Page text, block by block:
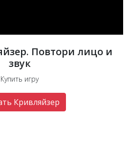
Повтори лицо и
звук
Купить игру
Кривляйзер